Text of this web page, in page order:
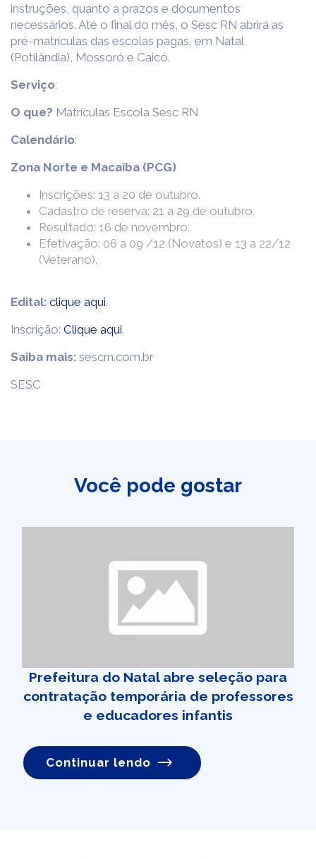
instruções, quanto a prazos e documentos
necessários. Até o final do mês, o Sesc RN abrirá as
pré-matrículas das escolas pagas, em Natal
(Potilândia), Mossoró e Caicó.
Serviço:
O que? Matrículas Escola Sesc RN
Calendário:
Zona Norte e Macaíba (PCG)
Inscrições: 13 a 20 de outubro.
Cadastro de reserva: 21 a 29 de outubro.
Resultado: 16 de novembro.
Efetivação: 06 a 09 /12 (Novatos​) e 13 a 22/12
(Veterano).
Edital: clique aqui.
Inscrição: Clique aqui.
Saiba mais: sescrn.com.br
SESC
Você pode gostar
Prefeitura do Natal abre seleção para
contratação temporária de professores
e educadores infantis
Continuar lendo